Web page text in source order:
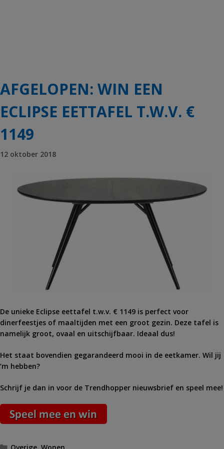
AFGELOPEN: WIN EEN
ECLIPSE EETTAFEL T.W.V. €
1149
12 oktober 2018
De unieke Eclipse eettafel t.w.v. € 1149 is perfect voor
dinerfeestjes of maaltijden met een groot gezin. Deze tafel is
namelijk groot, ovaal en uitschijfbaar. Ideaal dus!
Het staat bovendien gegarandeerd mooi in de eetkamer. Wil jij
‘m hebben?
Schrijf je dan in voor de Trendhopper nieuwsbrief en speel mee!
Categorieën